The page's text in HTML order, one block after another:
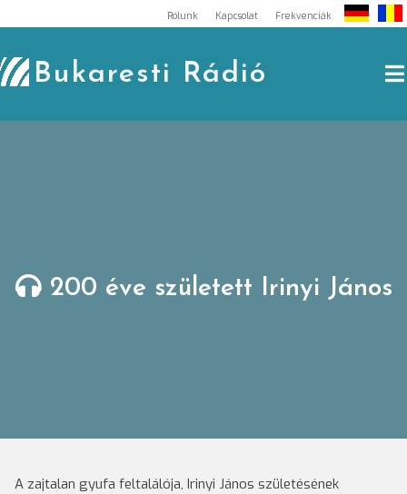
to
content
Rólunk Kapcsolat Frekvenciák
Bukaresti Rádió
200 éve született Irinyi János
A zajtalan gyufa feltalálója, Irinyi János születésének